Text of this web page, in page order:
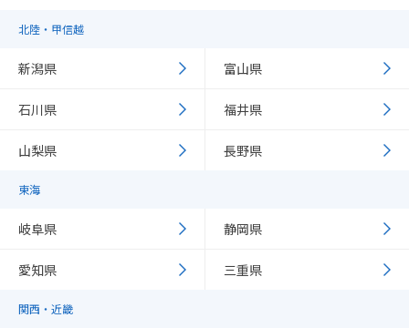
北陸・甲信越
新潟県 富山県
石川県 福井県
山梨県 長野県
東海
岐阜県 静岡県
愛知県 三重県
関西・近畿